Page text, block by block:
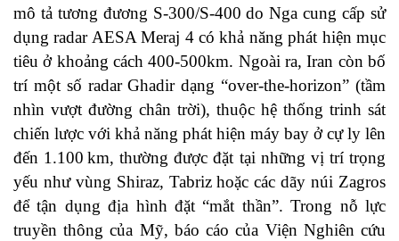
mô tả tương đương S-300/S-400 do Nga cung cấp sử
dụng radar AESA Meraj 4 có khả năng phát hiện mục
tiêu ở khoảng cách 400-500km. Ngoài ra, Iran còn bố
trí một số radar Ghadir dạng “over-the-horizon” (tầm
nhìn vượt đường chân trời), thuộc hệ thống trinh sát
chiến lược với khả năng phát hiện máy bay ở cự ly lên
đến 1.100 km, thường được đặt tại những vị trí trọng
yếu như vùng Shiraz, Tabriz hoặc các dãy núi Zagros
để tận dụng địa hình đặt “mắt thần”. Trong nỗ lực
truyền thông của Mỹ, báo cáo của Viện Nghiên cứu